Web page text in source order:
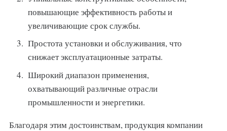
повышающие эффективность работы и
увеличивающие срок службы.
Простота установки и обслуживания, что
снижает эксплуатационные затраты.
Широкий диапазон применения,
охватывающий различные отрасли
промышленности и энергетики.
Благодаря этим достоинствам, продукция компании